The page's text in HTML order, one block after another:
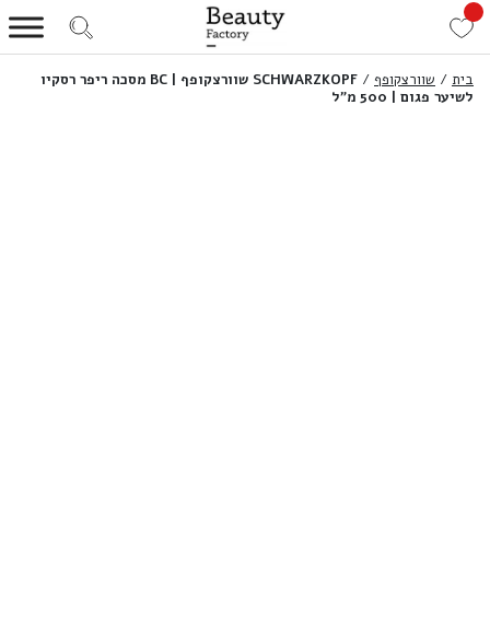
בית / שוורצקופף /
SCHWARZKOPF שוורצקופף | BC מסכה ריפר רסקיו
לשיער פגום | 500 מ”ל